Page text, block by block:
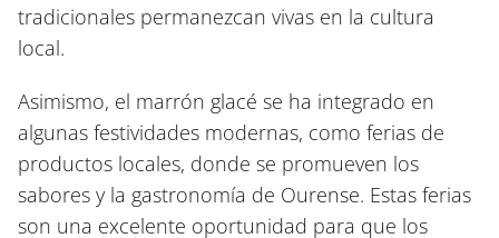
tradicionales permanezcan vivas en la cultura
local.
Asimismo, el marrón glacé se ha integrado en
algunas festividades modernas, como ferias de
productos locales, donde se promueven los
sabores y la gastronomía de Ourense. Estas ferias
son una excelente oportunidad para que los